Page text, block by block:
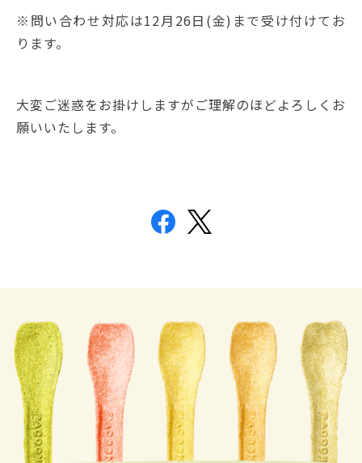
※問い合わせ対応は12 月 26日 (金) まで受け付けてお
ります。
大変ご迷惑をお掛けしますがご理解のほどよろしくお
願いいたします。